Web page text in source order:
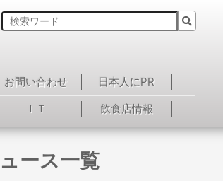
お問い合わせ
日本人にPR
ＩＴ 飲食店情報
ース一覧